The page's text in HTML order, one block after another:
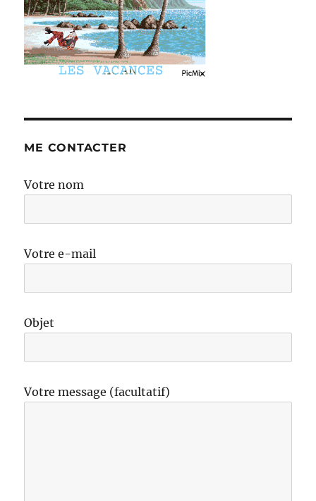
ME CONTACTER
Votre nom
Votre e-mail
Objet
Votre message (facultatif)